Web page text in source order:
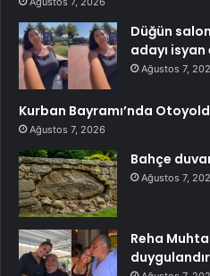
Düğün
adayı isyan
Ağustos 7,
Kurban Bayramı’nda
Ağustos 7, 2026
Bahçe
Ağustos 7,
Reha